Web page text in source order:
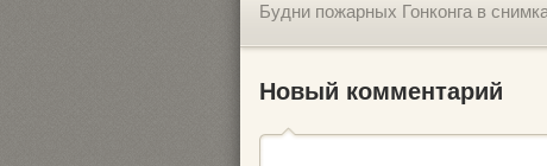
Будни пожарных Гонконга в
Новый комментарий